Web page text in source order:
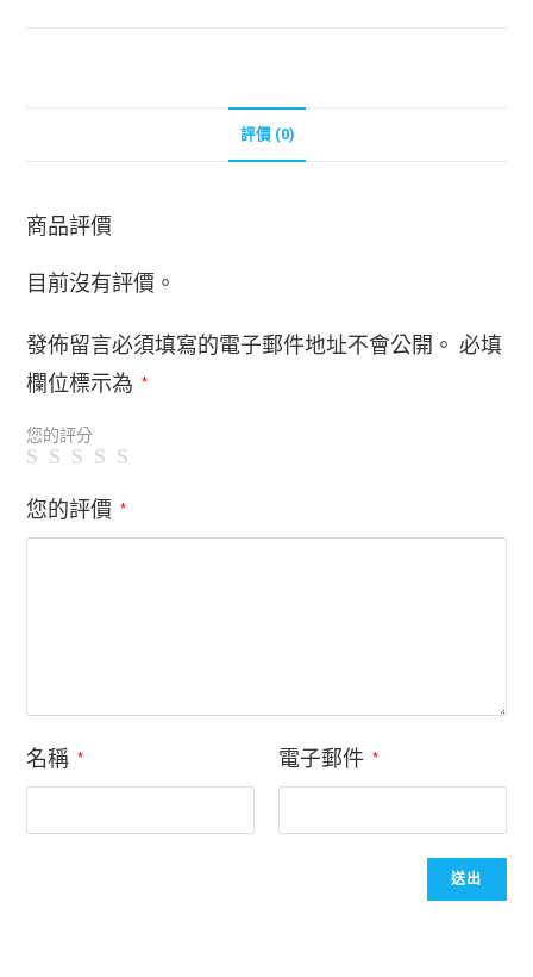
評價 (0)
商品評價
目前沒有評價。
發佈留言必須填寫的電子郵件地址不會公開。 必填
欄位標示為
*
您的評分
您的評價 *
名稱 * 電子郵件 *